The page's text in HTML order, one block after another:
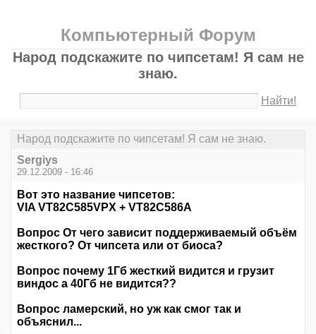
Компьютерный Форум
Народ подскажите по чипсетам! Я сам не
знаю.
Найти!
Народ подскажите по чипсетам! Я сам не знаю.
Sergiys
29.12.2009 - 16:46
Вот это название чипсетов:
VIA VT82C585VPX + VT82C586A
Вопрос От чего зависит поддерживаемый объём
жесткого? От чипсета или от биоса?
Вопрос почему 1Гб жесткий видится и грузит
виндос а 40Гб не видится??
Вопрос ламерский, но уж как смог так и
объяснил...